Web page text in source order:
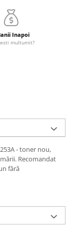
Inapoi
multumit?
- toner nou,
Recomandat
fără